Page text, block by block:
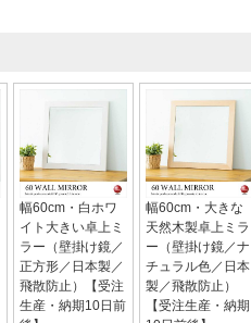
幅60cm・白ホワ
イト大きい卓上ミ
ラー（壁掛け鏡／
正方形／日本製／
飛散防止）【受注
生産・納期10日前
幅60cm・大きな
天然木製卓上ミラ
ー（壁掛け鏡／ナ
チュラル色／日本
製／飛散防止）
【受注生産・納期